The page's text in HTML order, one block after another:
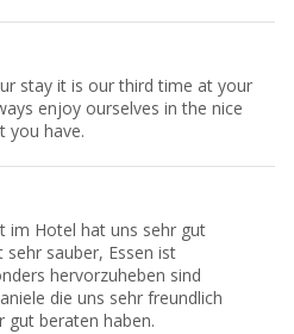
stay it is our third time at your
enjoy ourselves in the nice
you have.
im Hotel hat uns sehr gut
sehr sauber, Essen ist
hervorzuheben sind
die uns sehr freundlich
gut beraten haben.